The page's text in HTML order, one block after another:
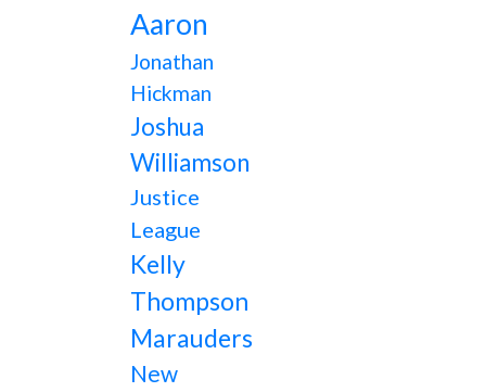
Aaron
Jonathan
Hickman
Joshua
Williamson
Justice
League
Kelly
Thompson
Marauders
New